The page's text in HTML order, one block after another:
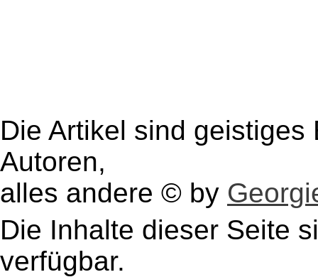
Die Artikel sind
Autoren,
alles andere © by
Die Inhalte dieser Seite
verfügbar.